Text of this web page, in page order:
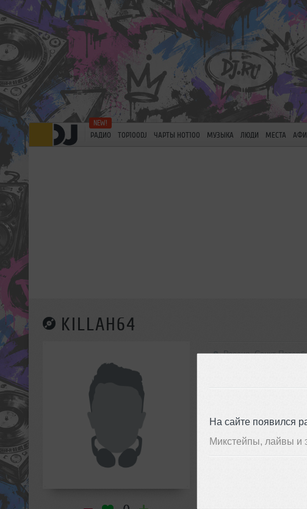
На сайте появился
Микстейпы, лайвы и
РАДИО TOP100DJ ЧАРТЫ HOT100 МУЗЫКА ЛЮДИ МЕСТА
KILLAH64
Россия, Санкт-